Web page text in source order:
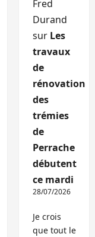
Fred
Durand
sur Les
travaux
de
rénovation
des
trémies
de
Perrache
débutent
ce mardi
28/07/2026
Je crois
que tout le